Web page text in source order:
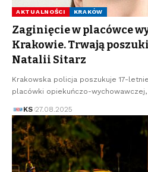
AKTUALNOŚCI KRAKÓW
Zaginięcie w placówce
Krakowie. Trwają
Natalii Sitarz
Krakowska policja poszukuje 17-
placówki opiekuńczo-wychowawczej,
KS 27.08.2025